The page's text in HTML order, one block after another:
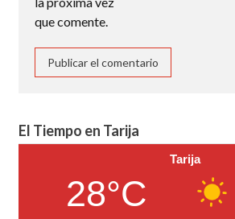
que comente.
El Tiempo en Tarija
Tarija
28°C